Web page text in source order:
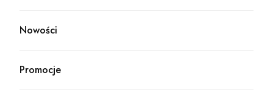
Nowości
Promocje